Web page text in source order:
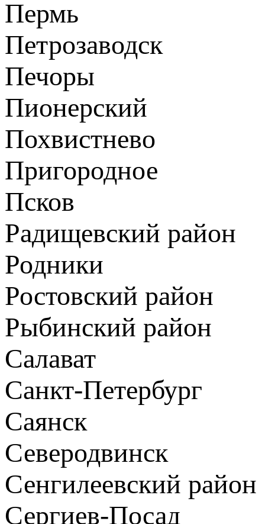
Пермь
Петрозаводск
Печоры
Пионерский
Похвистнево
Пригородное
Псков
Радищевский район
Родники
Ростовский район
Рыбинский район
Салават
Санкт-Петербург
Саянск
Северодвинск
Сенгилеевский район
Сергиев-Посад